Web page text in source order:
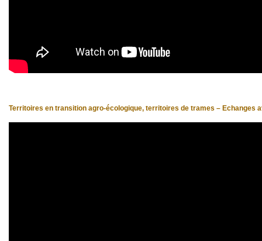
Territoires en transition agro-écologique, territoires de trames – Echanges